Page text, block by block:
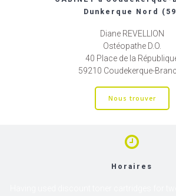
Dunkerque Nord
Diane REVELLION
Ostéopathe D.O.
40 Place de la
59210 Coudekerque-
Nous trouver
Horaires